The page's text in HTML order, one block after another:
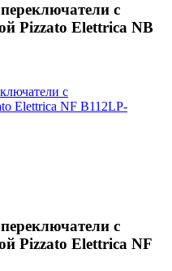
с
Pizzato Elettrica NB
с
Pizzato Elettrica NF